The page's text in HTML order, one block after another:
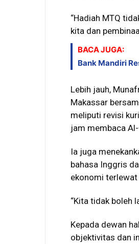
“Hadiah MTQ
kita dan
BACA JUGA:
Bank Mandiri
Lebih jauh,
Makassar
meliputi revisi
jam membaca
Ia juga
bahasa Inggris
ekonomi terlewat
“Kita tidak boleh
Kepada dewan
objektivitas dan